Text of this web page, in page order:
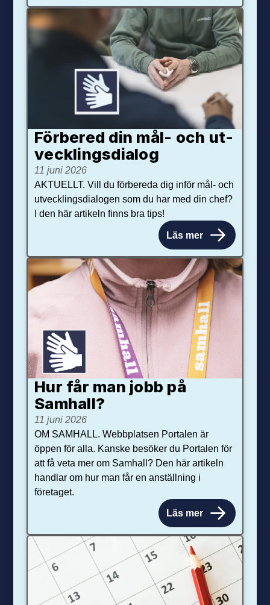
Förbered din mål- och ut­
veck­lings­dialog
11 juni 2026
AKTUELLT. Vill du förbereda dig inför mål- och
utvecklingsdialogen som du har med din chef?
I den här artikeln finns bra tips!
Läs mer
Hur får man jobb på
Samhall?
11 juni 2026
OM SAMHALL. Webbplatsen Portalen är
öppen för alla. Kanske besöker du Portalen för
att få veta mer om Samhall? Den här artikeln
handlar om hur man får en anställning i
företaget.
Läs mer